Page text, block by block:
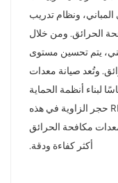
المباني، ونظام تدريب
الحرائق. ومن خلال
يتم تحسين مستوى
وتُعد صيانة معدات
لبناء أنظمة الحماية
الذكية من الحرائق، وستكون تقنية RFID حجر الزاوية في هذه
لمعدات مكافحة الحرائق
أكثر كفاءة ودقة.